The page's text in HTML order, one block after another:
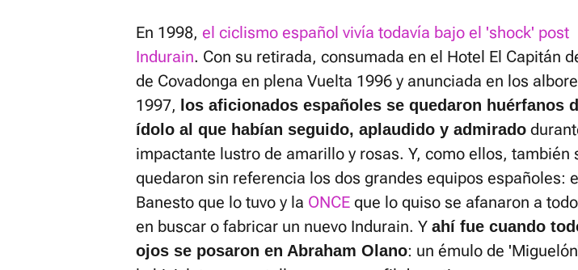
En 1998, el ciclismo español vivía todavía bajo el 'shock' post
Indurain. Con su retirada, consumada en el Hotel El Capitán
de Covadonga en plena Vuelta 1996 y anunciada en los
1997, los aficionados españoles se quedaron huérfanos
ídolo al que habían seguido, aplaudido y admirado
impactante lustro de amarillo y rosas. Y, como ellos, también
quedaron sin referencia los dos grandes equipos españoles:
Banesto que lo tuvo y la ONCE que lo quiso se afanaron a
en buscar o fabricar un nuevo Indurain. Y ahí fue cuando
ojos se posaron en Abraham Olano: un émulo de